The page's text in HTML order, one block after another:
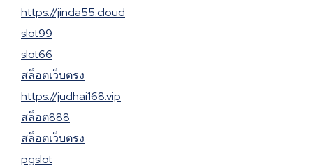
https://jinda55.cloud
slot99
slot66
สล็อตเว็บตรง
https://judhai168.vip
สล็อต888
สล็อตเว็บตรง
pgslot